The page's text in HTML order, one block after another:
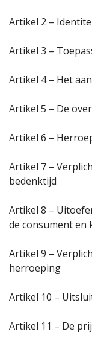
Artikel 2 –
Artikel 3 –
Artikel 4 – Het
Artikel 5 – De
Artikel 6 –
Artikel 7 –
bedenktijd
Artikel 8 –
de consument en
Artikel 9 –
herroeping
Artikel 10 –
Artikel 11 – De